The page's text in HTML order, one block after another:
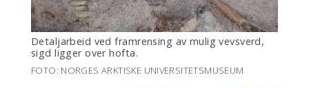
Detaljarbeid ved framrensing av mulig vevsverd,
sigd ligger over hofta.
FOTO: NORGES ARKTISKE UNIVERSITETSMUSEUM